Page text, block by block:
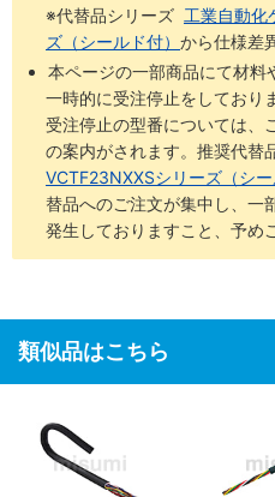
※代替品シリーズ 工業自動化
ズ（シールド付） から仕様差
本ページの一部商品にて材料
一時的に受注停止をしており
受注停止の型番については、
の案内がされます。推奨代替
VCTF23NXXSシリーズ（シー
替品へのご注文が集中し、一
発生しておりますこと、予め
類似品はこちら